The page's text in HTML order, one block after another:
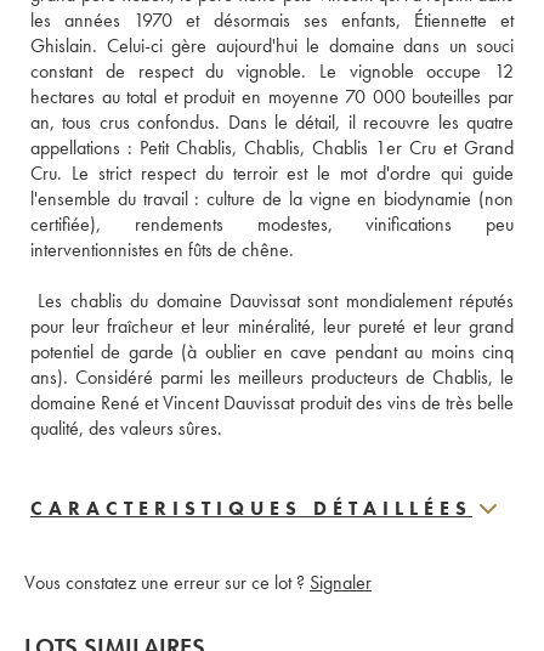
les années 1970 et désormais ses enfants, Étiennette et
Ghislain. Celui-ci gère aujourd'hui le domaine dans un souci
constant de respect du vignoble. Le vignoble occupe 12
hectares au total et produit en moyenne 70 000 bouteilles par
an, tous crus confondus. Dans le détail, il recouvre les quatre
appellations : Petit Chablis, Chablis, Chablis 1er Cru et Grand
Cru. Le strict respect du terroir est le mot d'ordre qui guide
l'ensemble du travail : culture de la vigne en biodynamie (non
certifiée), rendements modestes, vinifications peu
interventionnistes en fûts de chêne.
Les chablis du domaine Dauvissat sont mondialement réputés
pour leur fraîcheur et leur minéralité, leur pureté et leur grand
potentiel de garde (à oublier en cave pendant au moins cinq
ans). Considéré parmi les meilleurs producteurs de Chablis, le
domaine René et Vincent Dauvissat produit des vins de très belle
qualité, des valeurs sûres.
CARACTERISTIQUES DÉTAILLÉES
Vous constatez une erreur sur ce lot ? Signaler